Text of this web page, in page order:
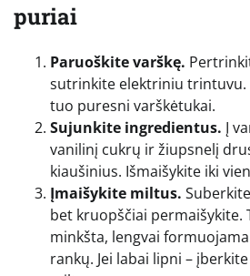
puriai
Paruoškite varškę.
sutrinkite elektriniu trintuvu.
tuo puresni varškėtukai.
Sujunkite ingredientus. Į
vanilinį cukrų ir žiupsnelį
kiaušinius. Išmaišykite iki
Įmaišykite miltus.
bet kruopščiai permaišykite.
minkšta, lengvai
rankų. Jei labai lipni –